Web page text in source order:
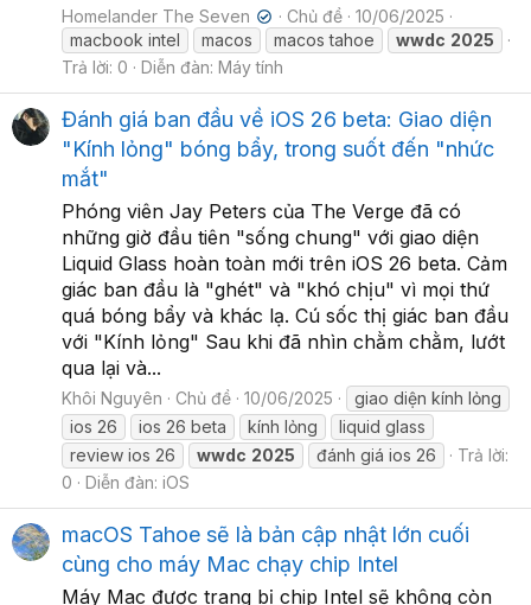
Homelander The Seven ✔ Chủ đề
10/06/2025
macbook intel
macos macos tahoe wwdc 2025
Trả lời: 0
Diễn đàn: Máy tính
Đánh giá ban đầu về iOS 26 beta: Giao diện
"Kính lỏng" bóng bẩy, trong suốt đến "nhức
mắt"
Phóng viên Jay Peters của The Verge đã có
những giờ đầu tiên "sống chung" với giao diện
Liquid Glass hoàn toàn mới trên iOS 26 beta. Cảm
giác ban đầu là "ghét" và "khó chịu" vì mọi thứ
quá bóng bẩy và khác lạ. Cú sốc thị giác ban đầu
với "Kính lỏng" Sau khi đã nhìn chằm chằm, lướt
qua lại và...
Khôi Nguyên Chủ đề 10/06/2025
giao diện kính lỏng
ios 26
ios 26 beta kính lỏng
liquid glass
review ios 26
wwdc 2025 đánh giá ios 26
Trả lời:
0
Diễn đàn: iOS
macOS Tahoe sẽ là bản cập nhật lớn cuối
cùng cho máy Mac chạy chip Intel
Máy Mac được trang bị chip Intel sẽ không còn